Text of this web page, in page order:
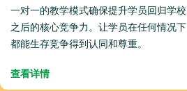
一对一的教学模式确保提升学员回归学校
之后的核心竞争力。让学员在任何情况下
都能生存竞争得到认同和尊重。
查看详情